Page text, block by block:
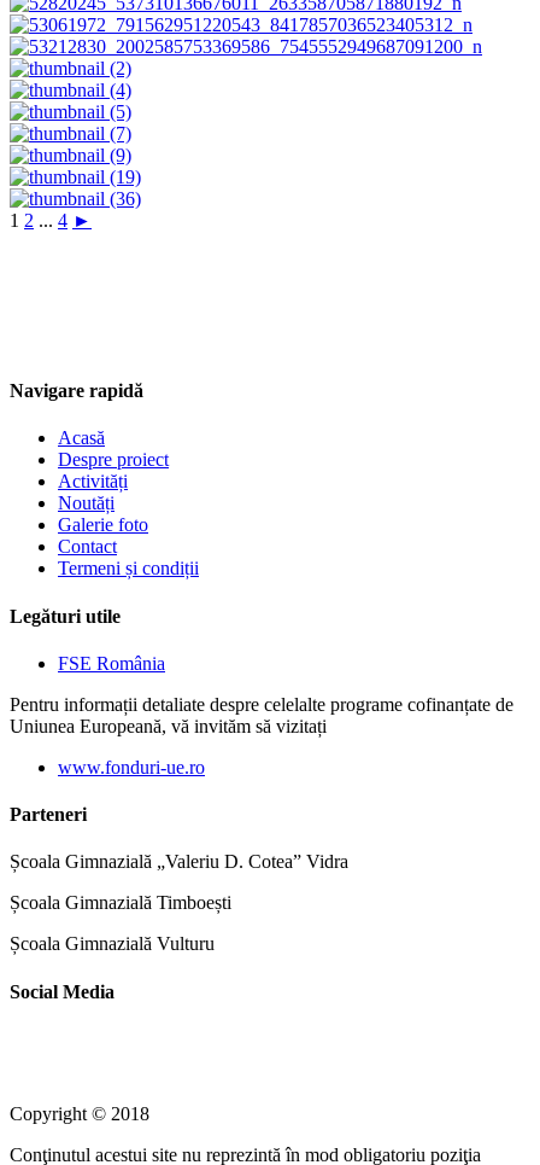
1 2 ... 4 ►
Navigare rapidă
Acasă
Despre proiect
Activități
Noutăți
Galerie foto
Contact
Termeni și condiții
Legături utile
FSE România
Pentru informații detaliate despre celelalte programe cofinanțate de
Uniunea Europeană, vă invităm să vizitați
www.fonduri-ue.ro
Parteneri
Școala Gimnazială „Valeriu D. Cotea” Vidra
Școala Gimnazială Timboești
Școala Gimnazială Vulturu
Social Media
Copyright © 2018
Conţinutul acestui site nu reprezintă în mod obligatoriu poziţia